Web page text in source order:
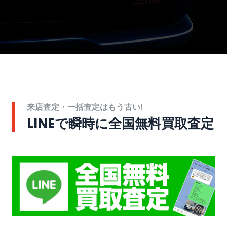
来店査定・一括査定はもう古い!
LINEで瞬時に全国無料買取査定